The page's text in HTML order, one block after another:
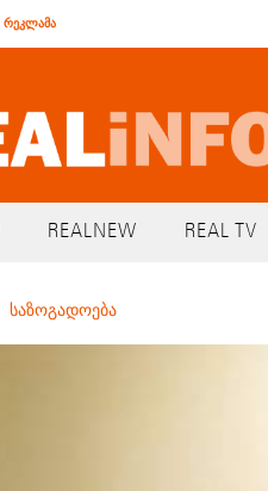
რეკლამა
REALNEW REAL TV
საზოგადოება